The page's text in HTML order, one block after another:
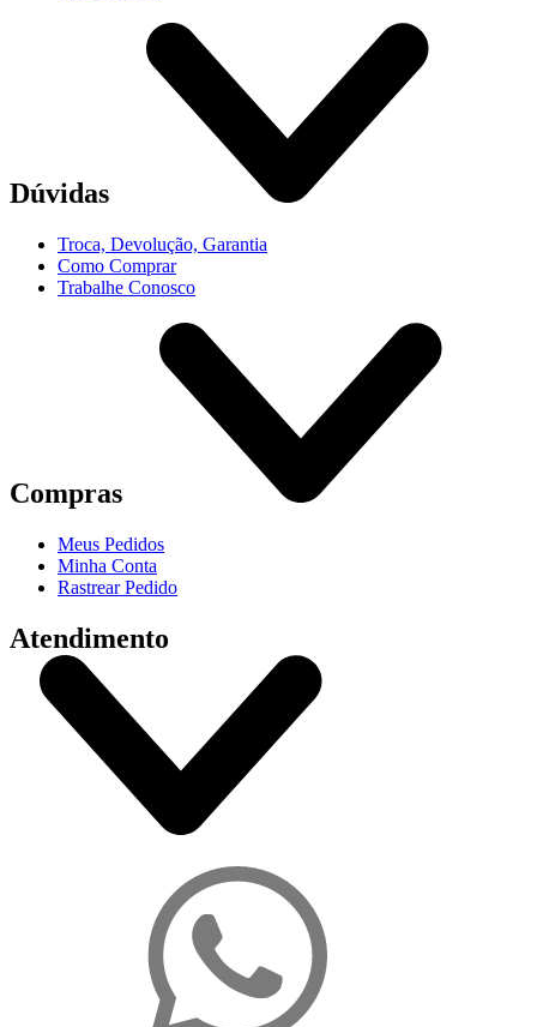
Dúvidas
Troca, Devolução, Garantia
Como Comprar
Trabalhe Conosco
Compras
Meus Pedidos
Minha Conta
Rastrear Pedido
Atendimento